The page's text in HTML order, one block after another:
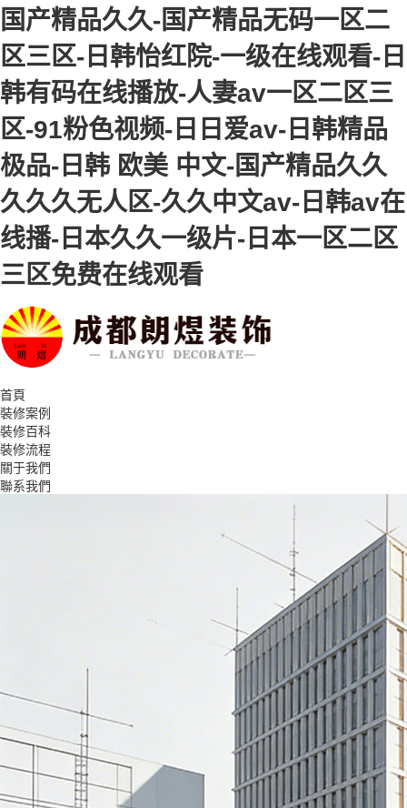
国产精品久久-国产精品无码一区二
区三区-日韩怡红院-一级在线观看-日
韩有码在线播放-人妻av一区二区三
区-91粉色视频-日日爱av-日韩精品
极品-日韩 欧美 中文-国产精品久久
久久久无人区-久久中文av-日韩av在
线播-日本久久一级片-日本一区二区
三区免费在线观看
首頁
裝修案例
裝修百科
裝修流程
關于我們
聯系我們